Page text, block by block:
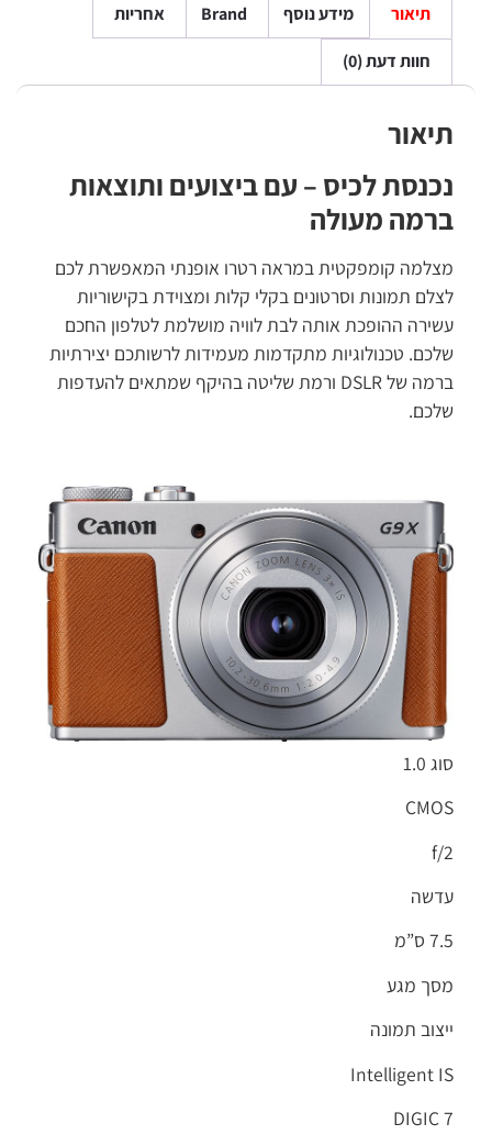
תיאור מידע נוסף Brand אחריות
חוות דעת (0)
תיאור
נכנסת לכיס – עם ביצועים ותוצאות
ברמה מעולה
מצלמה קומפקטית במראה רטרו אופנתי המאפשרת לכם
לצלם תמונות וסרטונים בקלי קלות ומצוידת בקישוריות
עשירה ההופכת אותה לבת לוויה מושלמת לטלפון החכם
שלכם. טכנולוגיות מתקדמות מעמידות לרשותכם יצירתיות
ברמה של DSLR ורמת שליטה בהיקף שמתאים להעדפות
שלכם.
סוג 1.0
CMOS
f/2
עדשה
7.5 ס”מ
מסך מגע
ייצוב תמונה
Intelligent IS
DIGIC 7